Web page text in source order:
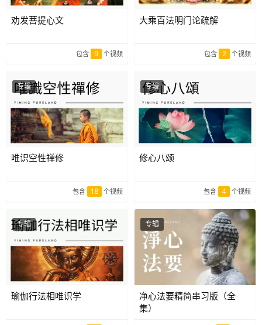
劝发菩提心文
包含 9 个视频
大乘百法明门论疏解
包含 2 个视频
专辑
唯识空性禅修
包含 18 个视频
专辑
修心八颂
包含 4 个视频
专辑
瑜伽行法相唯识学
专辑
净心法要精简串习版（全
集）